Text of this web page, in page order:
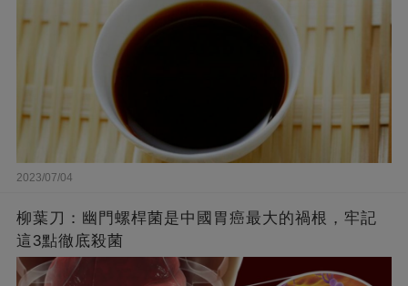
2023/07/04
柳葉刀：幽門螺桿菌是中國胃癌最大的禍根，牢記
這3點徹底殺菌